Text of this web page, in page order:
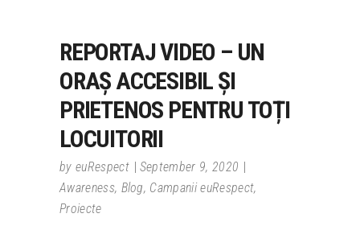
REPORTAJ VIDEO – UN
ORAȘ ACCESIBIL ȘI
PRIETENOS PENTRU TOȚI
LOCUITORII
by euRespect
September 9, 2020
Awareness, Blog, Campanii euRespect,
Proiecte